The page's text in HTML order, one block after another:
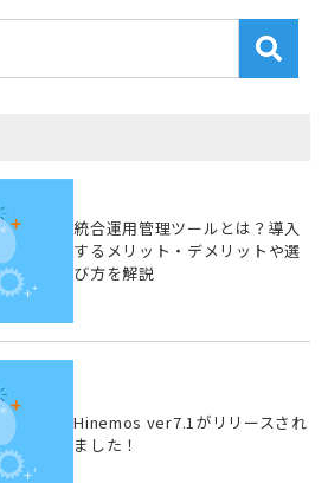
統合運用管理ツールとは？導入
するメリット・デメリットや選
び方を解説
Hinemos ver7.1がリリースされ
ました！